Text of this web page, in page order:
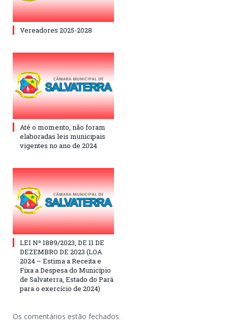
Vereadores 2025-2028
Até o momento, não foram
elaboradas leis municipais
vigentes no ano de 2024
LEI Nº 1889/2023, DE 11 DE
DEZEMBRO DE 2023 (LOA
2024 – Estima a Receita e
Fixa a Despesa do Município
de Salvaterra, Estado do Pará
para o exercício de 2024)
Os comentários estão fechados.